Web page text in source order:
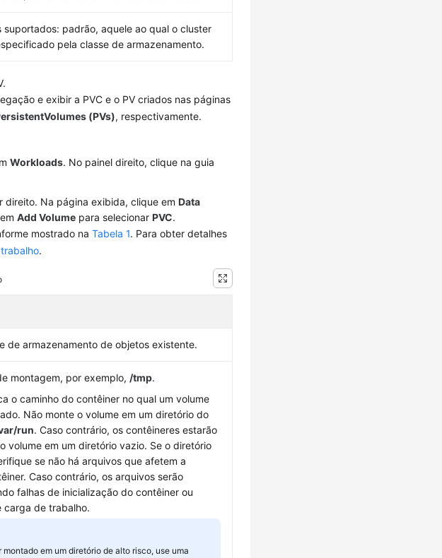
suportados: padrão, aquele ao qual o cluster
pela classe de armazenamento.
e exibir a PVC e o PV criados nas páginas
(PVs), respectivamente.
Workloads. No painel direito, clique na guia
direito. Na página exibida, clique emData
Add Volume para selecionarPVC.
mostrado naTabela 1. Para obter detalhes
.
de armazenamento de objetos existente.
montagem, por exemplo, /tmp.
o caminho do contêiner no qual um volume
Não monte o volume em um diretório do
run. Caso contrário, os contêineres estarão
volume em um diretório vazio. Se o diretório
se não há arquivos que afetem a
Caso contrário, os arquivos serão
falhas de inicialização do contêiner ou
carga de trabalho.
montado em um diretório de alto risco, use uma